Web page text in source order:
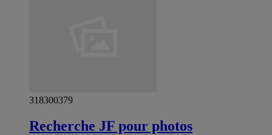
318300379
Recherche JF pour photos